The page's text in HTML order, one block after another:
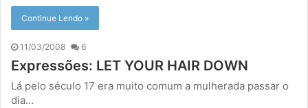
Continue Lendo »
11/03/2008 6
Expressões: LET YOUR HAIR DOWN
Lá pelo século 17 era muito comum a mulherada passar o
dia…